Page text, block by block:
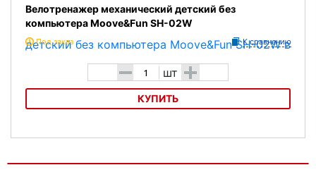
Велотренажер механический детский без
компьютера Moove&Fun SH-02W
Под заказ К сравнению
- шт +
КУПИТЬ